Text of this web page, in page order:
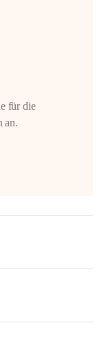
für die
an.